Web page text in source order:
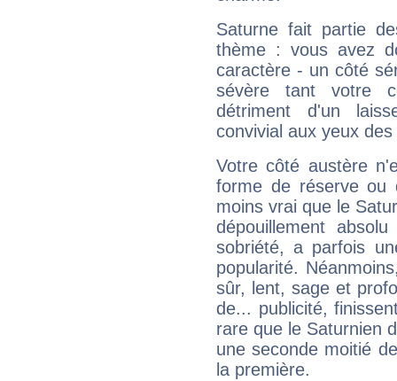
Saturne fait partie
thème : vous avez
caractère - un côté
sévère tant votre
détriment d'un
convivial aux yeux
Votre côté austère
forme de réserve
moins vrai que le
dépouillement
sobriété, a parfois
popularité.
sûr, lent, sage et
de... publicité,
rare que le Saturnien
une seconde moitié
la première.